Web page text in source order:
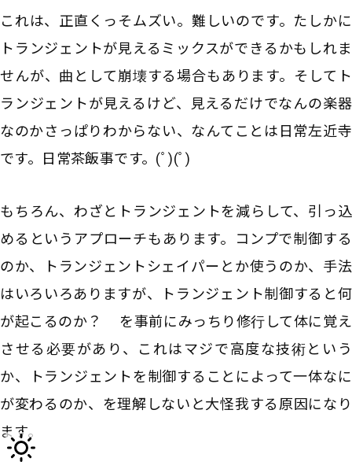
これは、正直くっそムズい。難しいのです。たしかに
トランジェントが見えるミックスができるかもしれま
せんが、曲として崩壊する場合もあります。そしてト
ランジェントが見えるけど、見えるだけでなんの楽器
なのかさっぱりわからない、なんてことは日常左近寺
です。日常茶飯事です。(ﾟ)(ﾟ)
もちろん、わざとトランジェントを減らして、引っ込
めるというアプローチもあります。コンプで制御する
のか、トランジェントシェイパーとか使うのか、手法
はいろいろありますが、トランジェント制御すると何
が起こるのか？ を事前にみっちり修行して体に覚え
させる必要があり、これはマジで高度な技術という
か、トランジェントを制御することによって一体なに
が変わるのか、を理解しないと大怪我する原因になり
ます。